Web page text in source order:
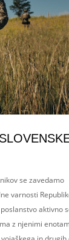
se zavedamo
varnosti
aktivno
z njenimi